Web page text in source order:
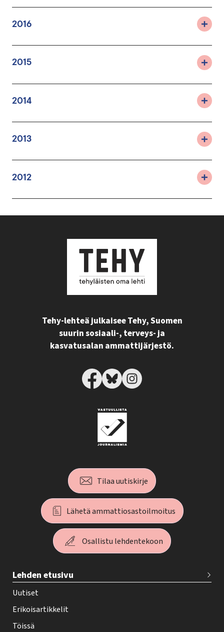
2016
2015
2014
2013
2012
Tehy-lehteä julkaisee Tehy, Suomen
suurin sosiaali-, terveys- ja
kasvatusalan ammattijärjestö.
Tilaa uutiskirje
Lähetä ammattiosastoilmoitus
Osallistu lehdentekoon
e
h
y
-
Lehden etusivu
Uutiset
Erikoisartikkelit
Töissä